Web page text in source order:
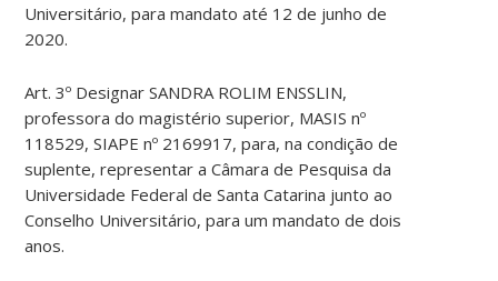
Universitário, para mandato até 12 de junho de
2020.
Art. 3º Designar SANDRA ROLIM ENSSLIN,
professora do magistério superior, MASIS nº
118529, SIAPE nº 2169917, para, na condição de
suplente, representar a Câmara de Pesquisa da
Universidade Federal de Santa Catarina junto ao
Conselho Universitário, para um mandato de dois
anos.